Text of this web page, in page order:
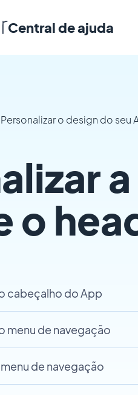
Central de ajuda
Personalizar o design do seu
o
cabeçalho do App
menu de navegação
de navegação